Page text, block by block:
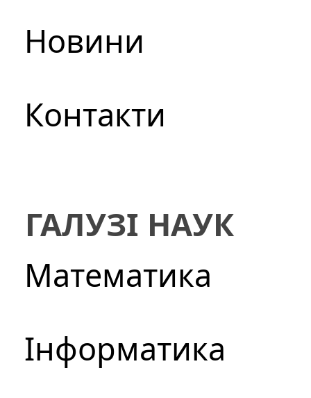
Новини
Контакти
ГАЛУЗІ НАУК
Математика
Інформатика